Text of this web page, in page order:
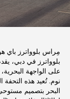
مِراس بلوواترز
بلوواترز في دبي،
على الواجهة
نوم. تُعيد هذه
البحر بتصميم